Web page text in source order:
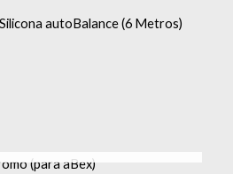
autoBalance (6 Metros)